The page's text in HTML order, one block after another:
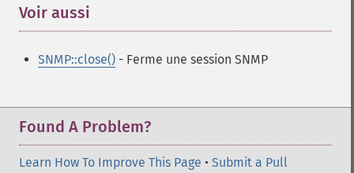
Voir aussi
SNMP::close() - Ferme une session SNMP
Found A Problem?
Learn How To Improve This Page • Submit a Pull